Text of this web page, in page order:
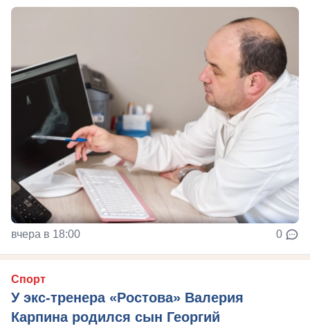
вчера в 18:00 0
Спорт
У экс-тренера «Ростова» Валерия
Карпина родился сын Георгий